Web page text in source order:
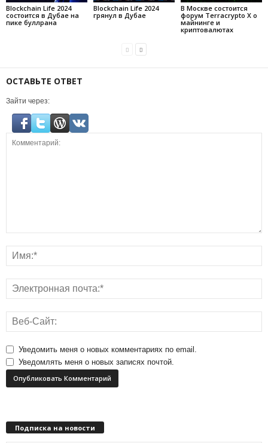
Blockchain Life 2024
состоится в Дубае на
пике буллрана
Blockchain Life 2024
грянул в Дубае
В Москве состоится
форум Terracrypto X о
майнинге и
криптовалютах
ОСТАВЬТЕ ОТВЕТ
Зайти через:
Уведомить меня о новых комментариях по email.
Уведомлять меня о новых записях почтой.
Подписка на новости